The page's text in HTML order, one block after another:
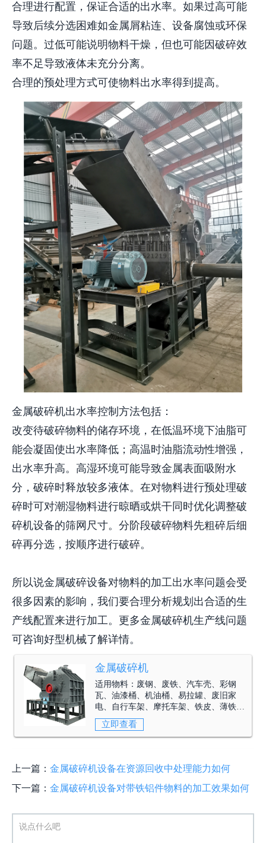
合理进行配置，保证合适的出水率。如果过高可能
导致后续分选困难如金属屑粘连、设备腐蚀或环保
问题。过低可能说明物料干燥，但也可能因破碎效
率不足导致液体未充分分离。
合理的预处理方式可使物料出水率得到提高。
金属破碎机出水率控制方法包括：
改变待破碎物料的储存环境，在低温环境下油脂可
能会凝固使出水率降低；高温时油脂流动性增强，
出水率升高。高湿环境可能导致金属表面吸附水
分，破碎时释放较多液体。在对物料进行预处理破
碎时可对潮湿物料进行晾晒或烘干同时优化调整破
碎机设备的筛网尺寸。分阶段破碎物料先粗碎后细
碎再分选，按顺序进行破碎。
所以说金属破碎设备对物料的加工出水率问题会受
很多因素的影响，我们要合理分析规划出合适的生
产线配置来进行加工。更多金属破碎机生产线问题
可咨询好型机械了解详情。
金属破碎机
适用物料： 废钢、废铁、汽车壳、彩钢
瓦、油漆桶、机油桶、易拉罐、废旧家
电、自行车架、摩托车架、铁皮、薄铁
板、金属压块、金属边角料、轻薄废旧金
属料。
立即查看
上一篇： 金属破碎机设备在资源回收中处理能力如何
下一篇： 金属破碎机设备对带铁铝件物料的加工效果如何
说点什么吧